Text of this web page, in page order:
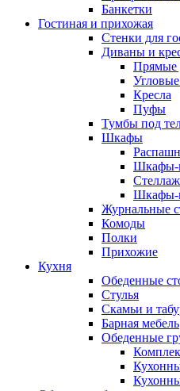
Банкетки
Гостиная и прихожая
Стенки для
Диваны и
Прямые
Кресла
Пуфы
Тумбы под
Шкафы
Шкафы-
Шкафы-
Журнальные
Комоды
Полки
Прихожие
Кухня
Обеденные
Стулья
Скамьи и
Барная мебель
Обеденные